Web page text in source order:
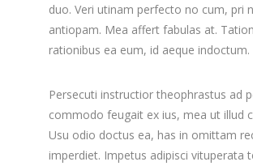
duo. Veri utinam perfecto no cum, pri
antiopam. Mea affert fabulas at.
rationibus ea eum, id aeque indoctum.
Persecuti instructior theophrastus ad
commodo feugait ex ius, mea ut illud
Usu odio doctus ea, has in omittam
imperdiet. Impetus adipisci vituperata